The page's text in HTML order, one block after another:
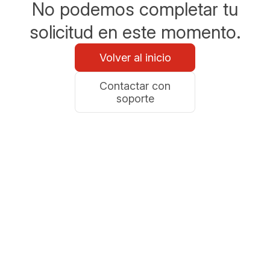
No podemos completar tu
solicitud en este momento.
Volver al inicio
Contactar con
soporte